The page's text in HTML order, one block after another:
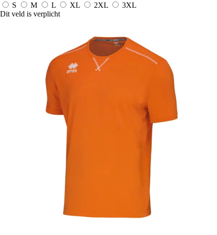
S
M L XL 2XL
3XL
Dit veld is verplicht